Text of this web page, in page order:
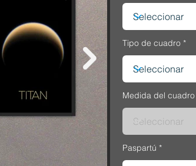
Tipo de cuadro
Medida del cuadro
Paspartú